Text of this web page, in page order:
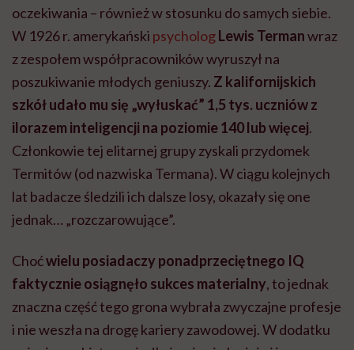
oczekiwania – również w stosunku do samych siebie.
W 1926 r. amerykański psychologLewis Termanwraz
z zespołem współpracowników wyruszył na
poszukiwanie młodych geniuszy. Z kalifornijskich
szkół udało mu się „wyłuskać” 1,5 tys. uczniów z
ilorazem inteligencji na poziomie 140 lub więcej.
Członkowie tej elitarnej grupy zyskali przydomek
Termitów (od nazwiska Termana). W ciągu kolejnych
lat badacze śledzili ich dalsze losy, okazały się one
jednak… „rozczarowujące”.
Choćwielu posiadaczy ponadprzeciętnego IQ
faktycznie osiągnęło sukces materialny, to jednak
znaczna część tego grona wybrała zwyczajne profesje
i nie weszła na drogę kariery zawodowej. W dodatku